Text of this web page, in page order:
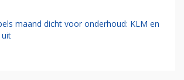
maand dicht voor onderhoud: KLM en
uit